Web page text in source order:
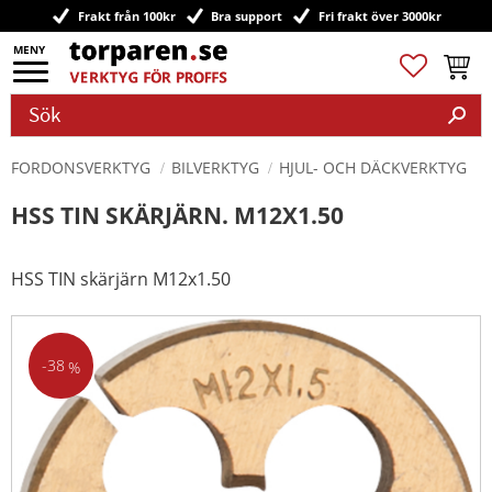
Meny
Frakt från 100kr Bra support Fri frakt över 3000kr
Favoriter
FORDONSVERKTYG BILVERKTYG HJUL- OCH DÄCKVERKTYG
HSS TIN SKÄRJÄRN. M12X1.50
HSS TIN skärjärn M12x1.50
38 %